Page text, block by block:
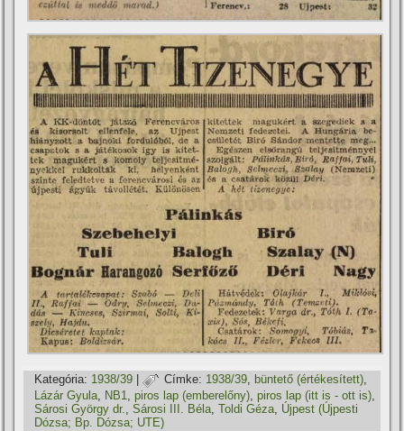
Kategória: 1938/39 | Címke: 1938/39, büntető (értékesí­tett),
Lázár Gyula, NB1,piros lap (emberelőny),piros lap (itt is - ott is),
Sárosi György dr.,Sárosi III. Béla,Toldi Géza, Újpest (Újpesti
Dózsa; Bp. Dózsa; UTE)